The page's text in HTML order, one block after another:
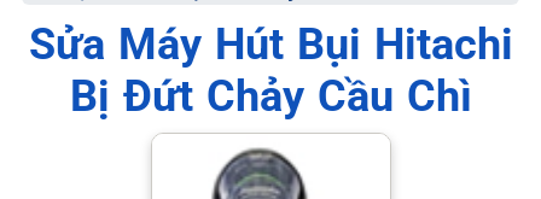
📞 09.663.898.33
Sửa Máy Hút Bụi Hitachi
Bị Đứt Chảy Cầu Chì